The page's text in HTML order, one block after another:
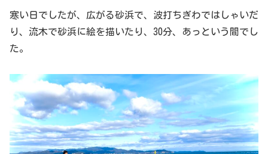
寒い日でしたが、広がる砂浜で、波打ちぎわではしゃいだ
り、流木で砂浜に絵を描いたり、30分、あっという間でし
た。